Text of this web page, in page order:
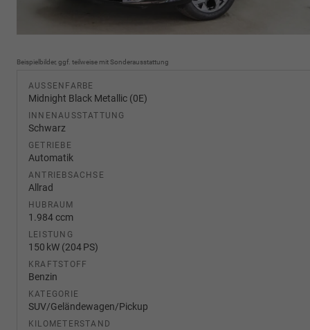
Beispielbilder, ggf. teilweise mit Sonderausstattung
AUSSENFARBE
Midnight Black Metallic (0E)
INNENAUSSTATTUNG
Schwarz
GETRIEBE
Automatik
ANTRIEBSACHSE
Allrad
HUBRAUM
1.984 ccm
LEISTUNG
150 kW (204 PS)
KRAFTSTOFF
Benzin
KATEGORIE
SUV/Geländewagen/Pickup
KILOMETERSTAND